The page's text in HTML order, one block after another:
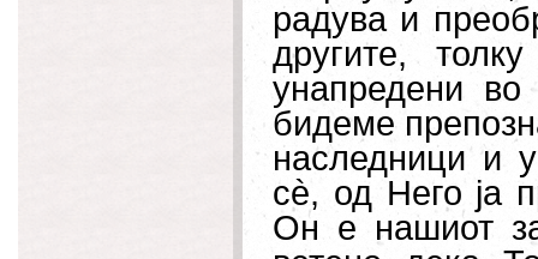
радува и
другите,
унапредени
бидеме
наследници и
сè, од Него ја
Он е нашиот